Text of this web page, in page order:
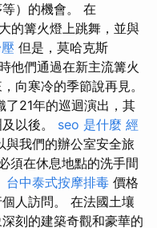
）的機會。 在
的篝火燈上跳舞，並與
但是，莫哈克斯
他們通過在新主流篝火
向寒冷的季節說再見。
了21年的巡迴演出，其
以後。 seo 是什麼 經
與我們的辦公室安全旅
須在休息地點的洗手間
台中泰式按摩排毒 價格
人訪問。 在法國土壤
刻的建築奇觀和豪華的